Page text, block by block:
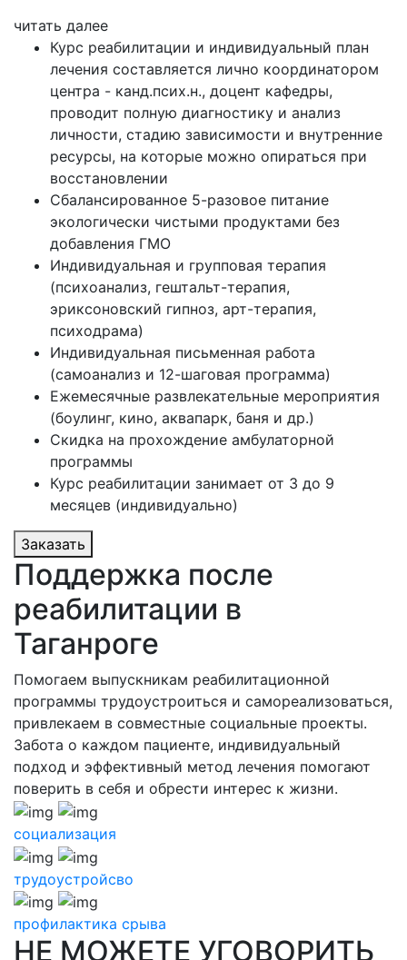
читать далее
Курс реабилитации и индивидуальный план
лечения составляется лично координатором
центра - канд.псих.н., доцент кафедры,
проводит полную диагностику и анализ
личности, стадию зависимости и внутренние
ресурсы, на которые можно опираться при
восстановлении
Сбалансированное 5-разовое питание
экологически чистыми продуктами без
добавления ГМО
Индивидуальная и групповая терапия
(психоанализ, гештальт-терапия,
эриксоновский гипноз, арт-терапия,
психодрама)
Индивидуальная письменная работа
(самоанализ и 12-шаговая программа)
Ежемесячные развлекательные мероприятия
(боулинг, кино, аквапарк, баня и др.)
Скидка на прохождение амбулаторной
программы
Курс реабилитации занимает от 3 до 9
месяцев (индивидуально)
Заказать
Поддержка после
реабилитации в
Таганроге
Помогаем выпускникам реабилитационной
программы трудоустроиться и самореализоваться,
привлекаем в совместные социальные проекты.
Забота о каждом пациенте, индивидуальный
подход и эффективный метод лечения помогают
поверить в себя и обрести интерес к жизни.
социализация
трудоустройсво
профилактика срыва
НЕ МОЖЕТЕ УГОВОРИТЬ